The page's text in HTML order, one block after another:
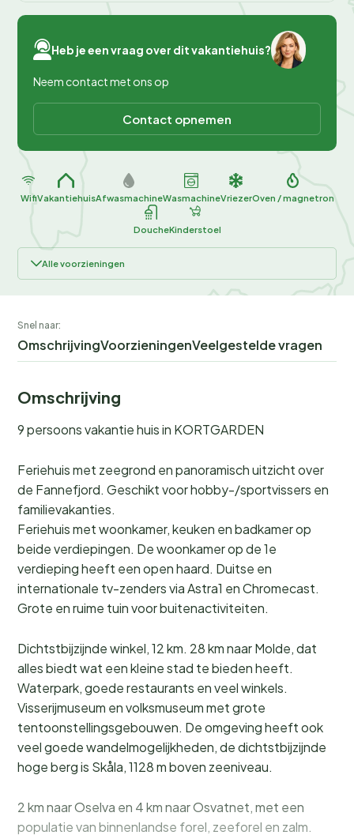
Heb je een vraag over dit vakantiehuis?
Neem contact met ons op
Contact opnemen
WifiVakantiehuisAfwasmachineWasmachineVriezerOven / magnetron
DoucheKinderstoel
Alle voorzieningen
Snel naar:
OmschrijvingVoorzieningenVeelgestelde vragen
Omschrijving
9 persoons vakantie huis in KORTGARDEN
Feriehuis met zeegrond en panoramisch uitzicht over
de Fannefjord. Geschikt voor hobby-/sportvissers en
familievakanties.
Feriehuis met woonkamer, keuken en badkamer op
beide verdiepingen. De woonkamer op de 1e
verdieping heeft een open haard. Duitse en
internationale tv-zenders via Astra1 en Chromecast.
Grote en ruime tuin voor buitenactiviteiten.
Dichtstbijzijnde winkel, 12 km. 28 km naar Molde, dat
alles biedt wat een kleine stad te bieden heeft.
Waterpark, goede restaurants en veel winkels.
Visserijmuseum en volksmuseum met grote
tentoonstellingsgebouwen. De omgeving heeft ook
veel goede wandelmogelijkheden, de dichtstbijzijnde
hoge berg is Skåla, 1128 m boven zeeniveau.
2 km naar Oselva en 4 km naar Osvatnet, met een
populatie van binnenlandse forel, zeeforel en zalm.